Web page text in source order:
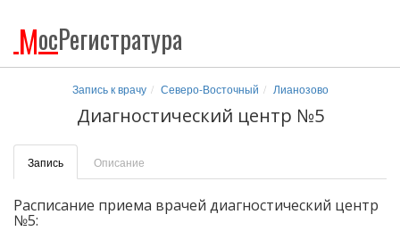
МосРегистратура
Запись к врачу Северо-Восточный Лианозово
Диагностический центр №5
Запись Описание
Расписание приема врачей диагностический центр
№5: